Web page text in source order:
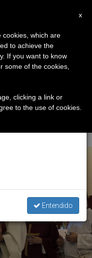
‘auto
×
haremos la pausa
de verano
y también el
Entendido
x
cookies, which are
to achieve the
If you want to know
some of the cookies,
clicking a link or
to the use of cookies.